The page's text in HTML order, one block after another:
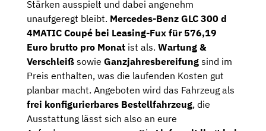
Stärken ausspielt und dabei angenehm
unaufgeregt bleibt. Mercedes-Benz GLC 300 d
4MATIC Coupé bei Leasing-Fux für 576,19
Euro brutto pro Monat ist als. Wartung &
Verschleiß sowie Ganzjahresbereifung sind im
Preis enthalten, was die laufenden Kosten gut
planbar macht. Angeboten wird das Fahrzeug als
frei konfigurierbares Bestellfahrzeug, die
Ausstattung lässt sich also an eure